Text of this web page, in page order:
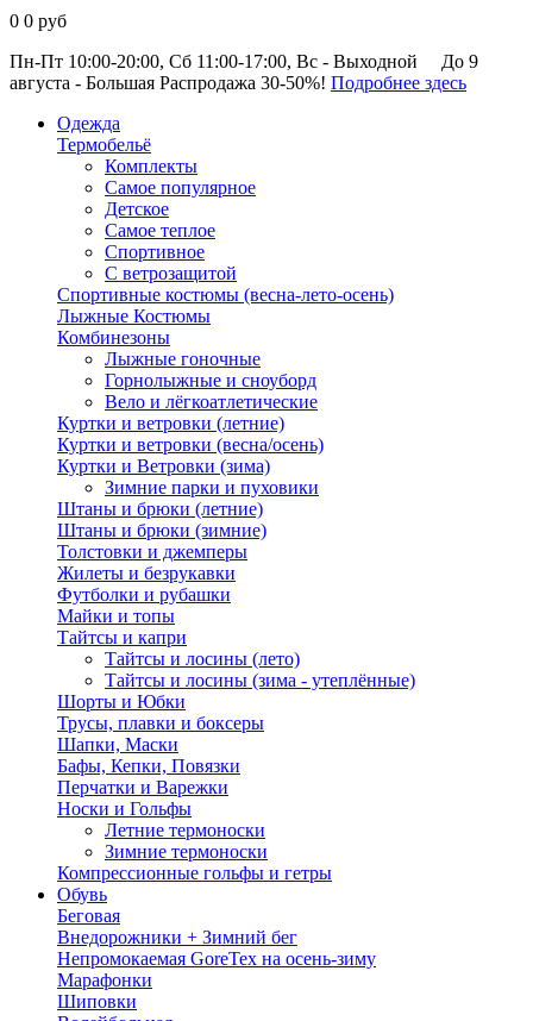
0 0 руб
Пн-Пт 10:00-20:00, Сб 11:00-17:00, Вс - Выходной
До 9
августа - Большая Распродажа 30-50%! Подробнее здесь
Одежда
Термобельё
Комплекты
Самое популярное
Детское
Самое теплое
Спортивное
С ветрозащитой
Спортивные костюмы (весна-лето-осень)
Лыжные Костюмы
Комбинезоны
Лыжные гоночные
Горнолыжные и сноуборд
Вело и лёгкоатлетические
Куртки и ветровки (летние)
Куртки и ветровки (весна/осень)
Куртки и Ветровки (зима)
Зимние парки и пуховики
Штаны и брюки (летние)
Штаны и брюки (зимние)
Толстовки и джемперы
Жилеты и безрукавки
Футболки и рубашки
Майки и топы
Тайтсы и капри
Тайтсы и лосины (лето)
Тайтсы и лосины (зима - утеплённые)
Шорты и Юбки
Трусы, плавки и боксеры
Шапки, Маски
Бафы, Кепки, Повязки
Перчатки и Варежки
Носки и Гольфы
Летние термоноски
Зимние термоноски
Компрессионные гольфы и гетры
Обувь
Беговая
Внедорожники + Зимний бег
Непромокаемая GoreTex на осень-зиму
Марафонки
Шиповки